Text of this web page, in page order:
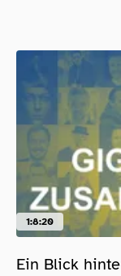
1:8:20
Ein Blick